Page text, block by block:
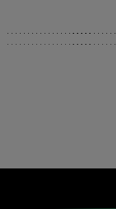
Hírek